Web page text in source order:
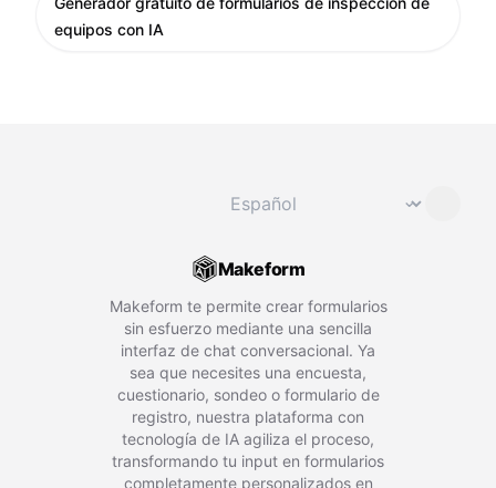
equipos con IA
⌄
Makeform
Makeform te permite crear formularios
sin esfuerzo mediante una sencilla
interfaz de chat conversacional. Ya
sea que necesites una encuesta,
cuestionario, sondeo o formulario de
registro, nuestra plataforma con
tecnología de IA agiliza el proceso,
transformando tu input en formularios
completamente personalizados en